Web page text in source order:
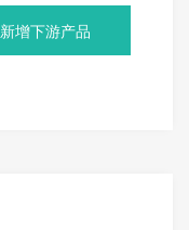
新增下游产品